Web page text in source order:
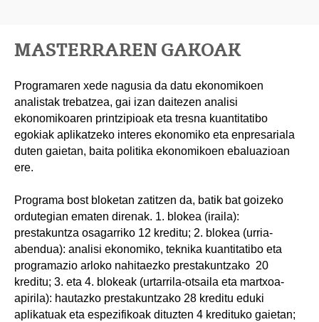
MASTERRAREN GAKOAK
Programaren xede nagusia da datu ekonomikoen
analistak trebatzea, gai izan daitezen analisi
ekonomikoaren printzipioak eta tresna kuantitatibo
egokiak aplikatzeko interes ekonomiko eta enpresariala
duten gaietan, baita politika ekonomikoen ebaluazioan
ere.
Programa bost bloketan zatitzen da, batik bat goizeko
ordutegian ematen direnak. 1. blokea (iraila):
prestakuntza osagarriko 12 kreditu; 2. blokea (urria-
abendua): analisi ekonomiko, teknika kuantitatibo eta
programazio arloko nahitaezko prestakuntzako 20
kreditu; 3. eta 4. blokeak (urtarrila-otsaila eta martxoa-
apirila): hautazko prestakuntzako 28 kreditu eduki
aplikatuak eta espezifikoak dituzten 4 kredituko gaietan;